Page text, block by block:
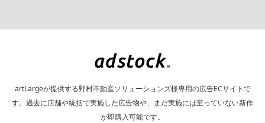
artLargeが提供する野村不動産ソリューションズ様専用の広告ECサイトで
す。過去に店舗や統括で実施した広告物や、まだ実施には至っていない新作
が即購入可能です。